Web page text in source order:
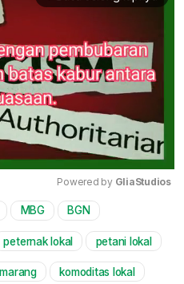
Powered by GliaStudios
MBG BGN
peternak lokal petani lokal
komoditas lokal